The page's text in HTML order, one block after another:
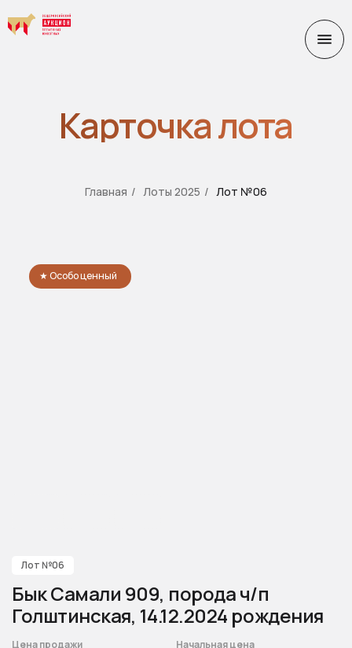
Главная / Лоты 2025 / Лот №06
Бык Самали 909, порода ч/п
Голштинская, 14.12.2024 рождения
Лот №06
Цена продажи Начальная цена